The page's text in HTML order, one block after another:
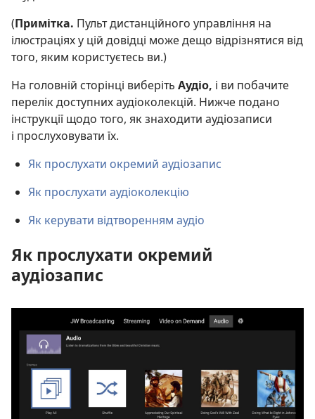
(Примітка. Пульт дистанційного управління на
ілюстраціях у цій довідці може дещо відрізнятися від
того, яким користуєтесь ви.)
На головній сторінці виберіть Аудіо, і ви побачите
перелік доступних аудіоколекцій. Нижче подано
інструкції щодо того, як знаходити аудіозаписи
і прослуховувати їх.
Як прослухати окремий аудіозапис
Як прослухати аудіоколекцію
Як керувати відтворенням аудіо
Як прослухати окремий
аудіозапис